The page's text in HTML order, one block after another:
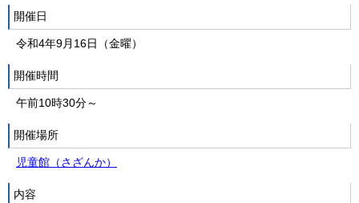
開催日
令和4年9月16日（金曜）
開催時間
午前10時30分～
開催場所
児童館（さざんか）
内容